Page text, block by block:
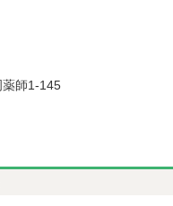
師1-145